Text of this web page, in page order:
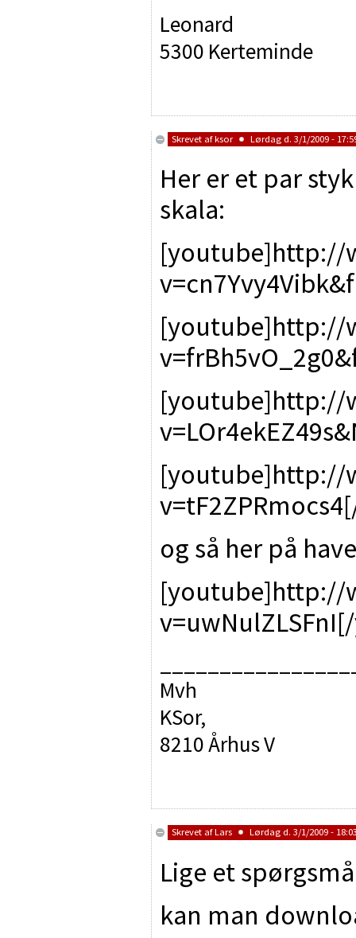
Leonard
5300 Kerteminde
Skrevet afksor Lørdag d. 3/1/2009 -
Her er et par
skala:
[youtube]http://
[youtube]http://
[youtube]http://
[youtube]http://
og så her på
[youtube]http://
Mvh
KSor,
8210 Århus V
Skrevet afLars Lørdag d. 3/1/2009 -
Lige et
kan man